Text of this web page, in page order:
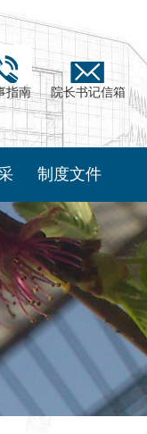
指南 院长书记信箱
制度文件